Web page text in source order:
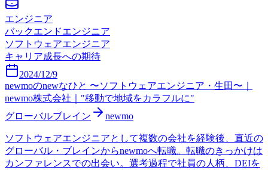
エンジニア
バックエンドエンジニア
ソフトウェアエンジニア
キャリア成長への期待
2024/12/9
newmoのnewなひと 〜ソフトウェアエンジニア・生田〜｜
newmo株式会社｜"移動で地域をカラフルに"
グローバルブレイン
newmo
ソフトウェアエンジニアとして複数の会社を経験後、直近の
グローバル・ブレインからnewmoへ転職。転職のきっかけは
カンファレンスでの出会い。選考過程で社員の人柄、DEIを